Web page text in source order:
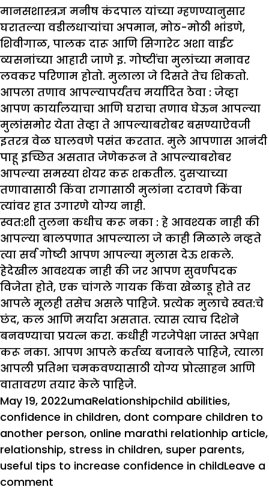
मानसशास्त्रज्ञ मनीष कंदपाल यांच्या म्हणण्यानुसार
घरातल्या वडीलधाऱ्यांचा अपमान, मोठ-मोठी भांडणे,
शिवीगाळ, पालक दारू आणि सिगारेट अशा वाईट
व्यसनांच्या आहारी जाणे इ. गोष्टींचा मुलांच्या मनावर
लवकर परिणाम होतो. मुलाला जे दिसते तेच शिकतो.
आपला तणाव आपल्यापर्यंतच मर्यादित ठेवा : जेव्हा
आपण कार्यालयाचा आणि घराचा तणाव घेऊन आपल्या
मुलांसमोर येता तेव्हा ते आपल्याबरोबर बसण्याऐवजी
इतरत्र वेळ घालवणे पसंत करतात. मुले आपणास आनंदी
पाहू इच्छित असतात जेणेकरून ते आपल्याबरोबर
आपल्या समस्या शेयर करू शकतील. दुसऱ्याच्या
तणावासाठी किंवा रागासाठी मुलांना दटावणे किंवा
त्यांवर हात उगारणे योग्य नाही.
स्वत:शी तुलना कधीच करू नका : हे आवश्यक नाही की
आपल्या बालपणात आपल्याला जे काही मिळाले नव्हते
त्या सर्व गोष्टी आपण आपल्या मुलास देऊ शकले.
हेदेखील आवश्यक नाही की जर आपण सुवर्णपदक
विजेता होते, एक चांगले गायक किंवा खेळाडू होते तर
आपले मूलही तसेच असले पाहिजे. प्रत्येक मुलाचे स्वत:चे
छंद, कल आणि मर्यादा असतात. त्यास त्याच दिशेने
बनवण्याचा प्रयत्न करा. कधीही गरजेपेक्षा जास्त अपेक्षा
करू नका. आपण आपले कर्तव्य बजावले पाहिजे, त्याला
आपली प्रतिभा चमकवण्यासाठी योग्य प्रोत्साहन आणि
वातावरण तयार केले पाहिजे.
Posted
on
May 19, 2022Author
umaCategories
RelationshipTags
child abilities,
confidence in children, dont compare children to
another person, online marathi relationhip article,
relationship, stress in children, super parents,
useful tips to increase confidence in childLeave a
comment